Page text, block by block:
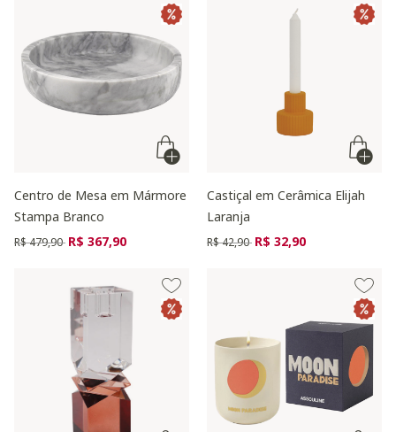
Centro de Mesa em Mármore
Stampa Branco
Preço reduzido de
R$ 479,90 para
R$ 367,90
Castiçal em Cerâmica Elijah
Laranja
Preço reduzido de
R$ 42,90 para
R$ 32,90